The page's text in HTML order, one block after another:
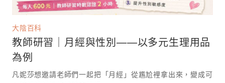
大陰百科
教師研習｜月經與性別——以多元生理用品
為例
凡妮莎想邀請老師們一起把「月經」從尷尬裡拿出來，變成可